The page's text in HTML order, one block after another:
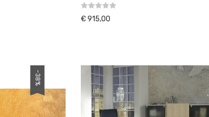
€ 915,00
-38%